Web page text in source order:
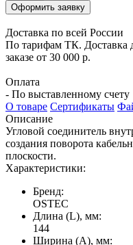
Оформить заявку
Доставка по всей России
По тарифам ТК. Доставка
заказе от 30 000 р.
Оплата
- По выставленному счету
О товаре Сертификаты
Описание
Угловой соединитель
создания поворота
плоскости.
Характеристики:
Бренд:
OSTEC
Длина (L), мм:
144
Ширина (А), мм: